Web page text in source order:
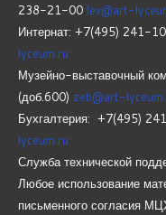
238-21-00 lev@art-
Интернат: +7(495) 241-
lyceum.ru
Музейно-выставочный
(доб.600) zeb@art-
Бухгалтерия: +7(495)
lyceum.ru
Служба технической
Любое использование
письменного согласия